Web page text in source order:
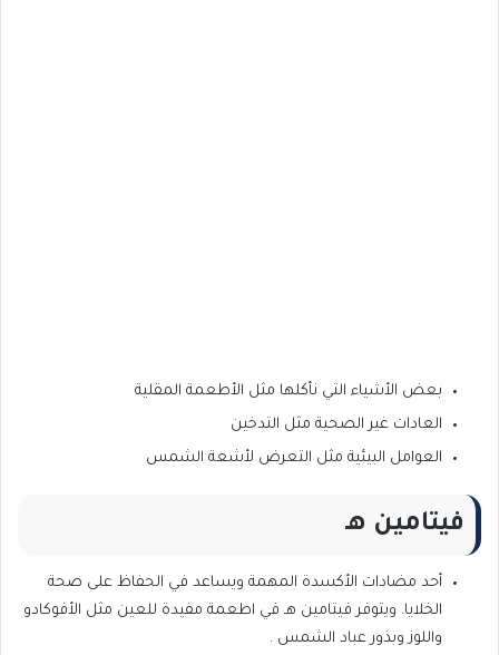
بعض الأشياء التي نأكلها مثل الأطعمة المقلية
العادات غير الصحية مثل التدخين
العوامل البيئية مثل التعرض لأشعة الشمس
فيتامين هـ
أحد مضادات الأكسدة المهمة ويساعد في الحفاظ على صحة
الخلايا. ويتوفر فيتامين هـ في اطعمة مفيدة للعين مثل الأفوكادو
واللوز وبذور عباد الشمس .